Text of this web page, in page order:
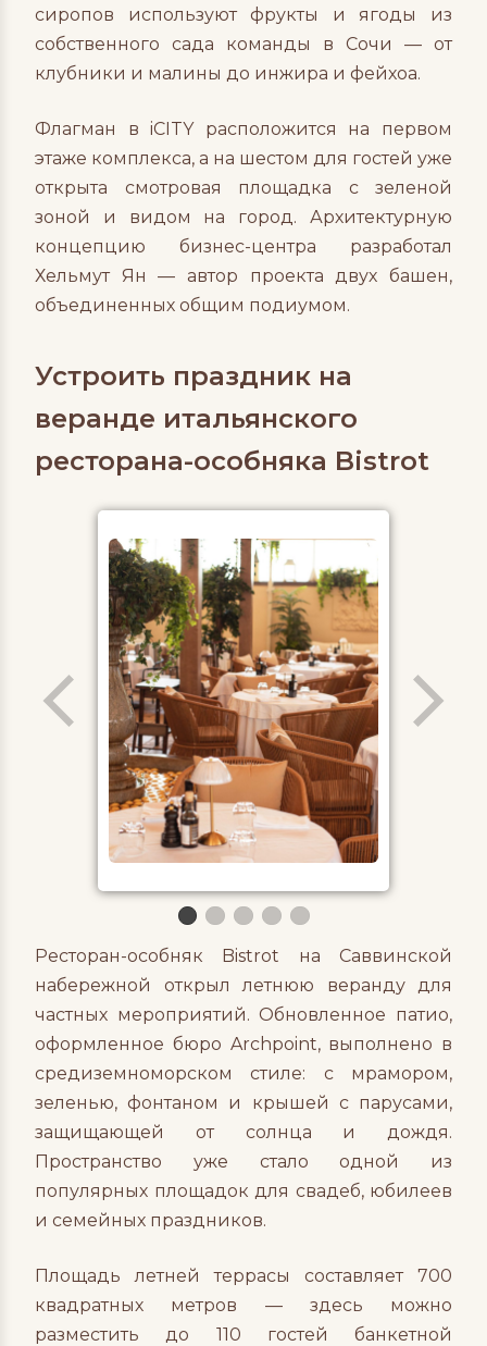
сиропов используют фрукты и ягоды из
собственного сада команды в Сочи — от
клубники и малины до инжира и фейхоа.
Флагман в iCITY расположится на первом
этаже комплекса, а на шестом для гостей уже
открыта смотровая площадка с зеленой
зоной и видом на город. Архитектурную
концепцию бизнес-центра разработал
Хельмут Ян — автор проекта двух башен,
объединенных общим подиумом.
Устроить праздник на
веранде итальянского
ресторана-особняка Bistrot
Ресторан-особняк Bistrot на Саввинской
набережной открыл летнюю веранду для
частных мероприятий. Обновленное патио,
оформленное бюро Archpoint, выполнено в
средиземноморском стиле: с мрамором,
зеленью, фонтаном и крышей с парусами,
защищающей от солнца и дождя.
Пространство уже стало одной из
популярных площадок для свадеб, юбилеев
и семейных праздников.
Площадь летней террасы составляет 700
квадратных метров — здесь можно
разместить до 110 гостей банкетной